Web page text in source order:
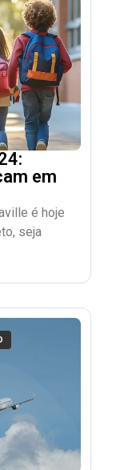
em
é hoje
seja